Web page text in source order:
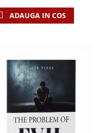
ADAUGA IN COS